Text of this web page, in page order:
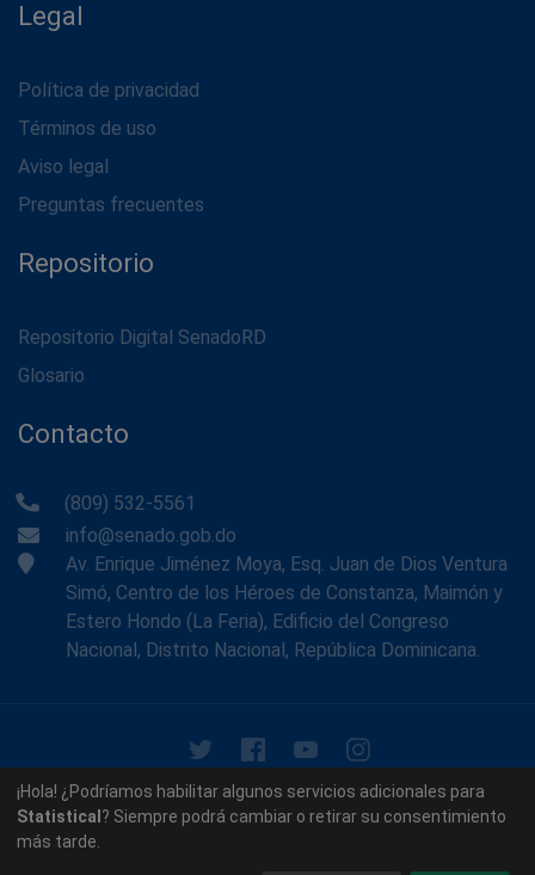
Legal
Política de privacidad
Términos de uso
Aviso legal
Preguntas frecuentes
Repositorio
Repositorio Digital SenadoRD
Glosario
Contacto
(809) 532-5561
info@senado.gob.do
Av. Enrique Jiménez Moya, Esq. Juan de Dios Ventura
Simó, Centro de los Héroes de Constanza, Maimón y
Estero Hondo (La Feria), Edificio del Congreso
Nacional, Distrito Nacional, República Dominicana.
© 2026 - Memoria Histórica del Senado de la República
Dominicana. Todos los derechos reservados.
¡Hola! ¿Podríamos habilitar algunos servicios adicionales para
Statistical ? Siempre podrá cambiar o retirar su consentimiento
más tarde.